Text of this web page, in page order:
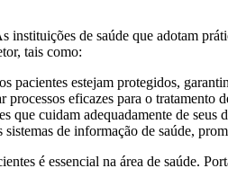
de saúde que adotam
tais como:
pacientes estejam protegidos,
eficazes para o tratamento
que cuidam adequadamente de
de informação de saúde,
é essencial na área de saúde.